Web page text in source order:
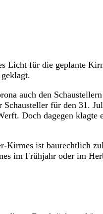
Licht für die geplante
auch den
für den 31.
Doch dagegen klagte
ist baurechtlich
im Frühjahr oder im